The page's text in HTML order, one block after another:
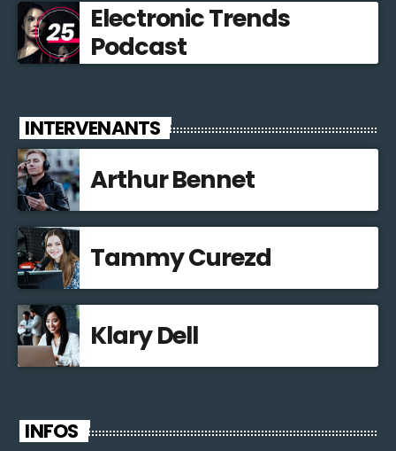
Electronic Trends
Podcast
INTERVENANTS
Arthur Bennet
Tammy Curezd
Klary Dell
INFOS